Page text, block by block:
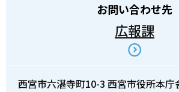
お問い合わせ先
広報課
西宮市六湛寺町10-3 西宮市役所本庁